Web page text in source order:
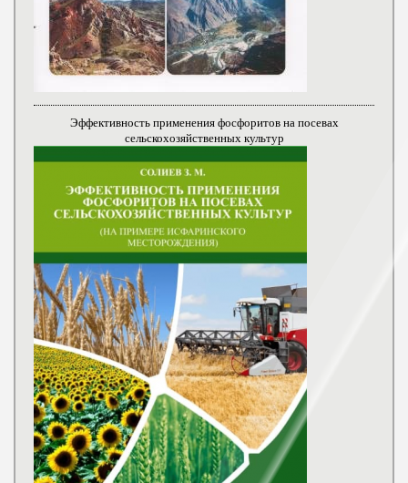
Эффективность применения фосфоритов на посевах
сельскохозяйственных культур